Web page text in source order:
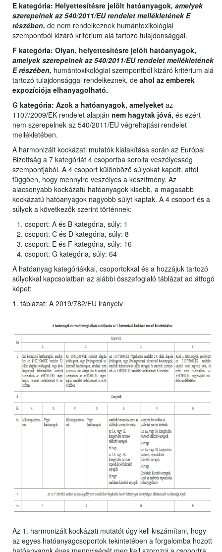
E kategória: Helyettesítésre jelölt hatóanyagok, amelyek
szerepelnek az 540/2011/EU rendelet mellékletének E
részében, de nem rendelkeznek humántoxikológiai
szempontból kizáró kritérium alá tartozó tulajdonsággal.
F kategória: Olyan, helyettesítésre jelölt hatóanyagok,
amelyek szerepelnek az 540/2011/EU rendelet mellékletének
E részében, humántoxikológiai szempontból kizáró kritérium alá
tartozó tulajdonsággal rendelkeznek, de ahol az emberek
expozíciója elhanyagolható.
G kategória: Azok a hatóanyagok, amelyeket az
1107/2009/EK rendelet alapján nem hagytak jóvá, és ezért
nem szerepelnek az 540/2011/EU végrehajtási rendelet
mellékletében.
A harmonizált kockázati mutatók kialakítása során az Európai
Bizottság a 7 kategóriát 4 csoportba sorolta veszélyesség
szempontjából. A 4 csoport különböző súlyokat kapott, attól
függően, hogy mennyire veszélyes a készítmény. Az
alacsonyabb kockázatú hatóanyagok kisebb, a magasabb
kockázatú hatóanyagok nagyobb súlyt kaptak. A 4 csoport és a
súlyok a következők szerint történnek:
csoport: A és B kategória, súly: 1
csoport: C és D kategória, súly: 8
csoport: E és F kategória, súly: 16
csoport: G kategória, súly: 64
A hatóanyag kategóriákkal, csoportokkal és a hozzájuk tartozó
súlyokkal kapcsolatban az alábbi összefoglaló táblázat ad átfogó
képet:
1. táblázat: A 2019/782/EU irányelv
Az 1. harmonizált kockázati mutatót úgy kell kiszámítani, hogy
az egyes hatóanyagcsoportok tekintetében a forgalomba hozott